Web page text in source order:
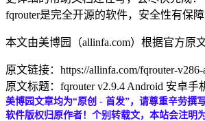
fqrouter是完全开源的软件，安全性有保障
本文由美博园（allinfa.com）根据官方原
原文链接：https://allinfa.com/fqrouter-v286-
原文标题：fqrouter v2.9.4 Android 安卓
美博园文章均为“原创 - 首发”，请尊重辛劳撰
软件版权归原作者！个别转载文，本站会注明为